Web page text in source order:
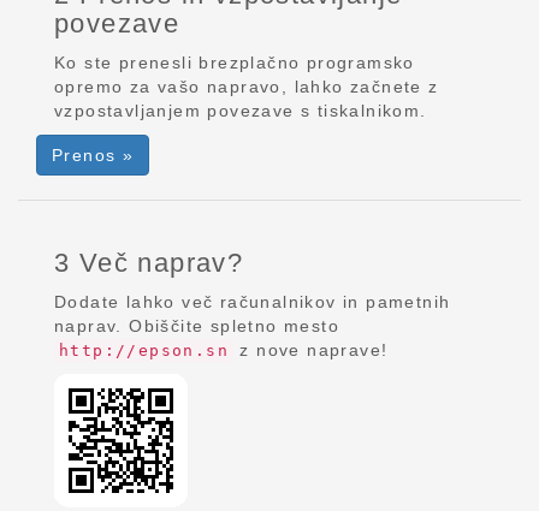
povezave
Ko ste prenesli brezplačno programsko
opremo za vašo napravo, lahko začnete z
vzpostavljanjem povezave s tiskalnikom.
Prenos »
3 Več naprav?
Dodate lahko več računalnikov in pametnih
naprav. Obiščite spletno mesto
http://epson.sn z nove naprave!